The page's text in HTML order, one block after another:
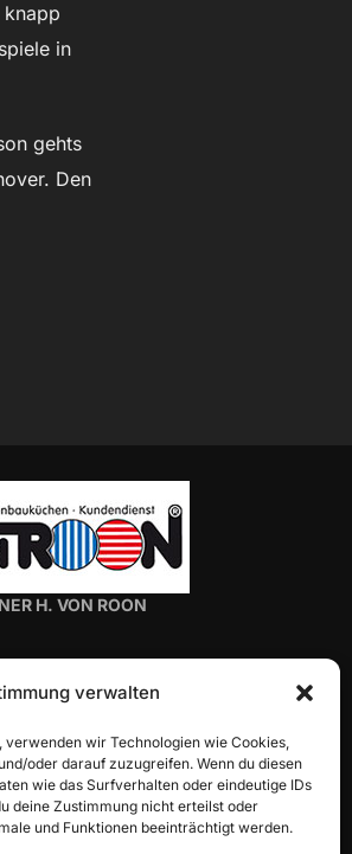
verwalten
wir Technologien wie Cookies,
oder darauf zuzugreifen. Wenn du diesen
wie das Surfverhalten oder eindeutige IDs
deine Zustimmung nicht erteilst oder
und Funktionen beeinträchtigt werden.
in
gehts
Den
H. VON ROON
GENERALVERTRETUNG
TRITZ